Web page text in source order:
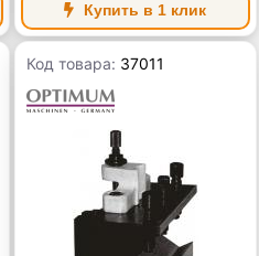
Купить в 1 клик
Код товара: 37011